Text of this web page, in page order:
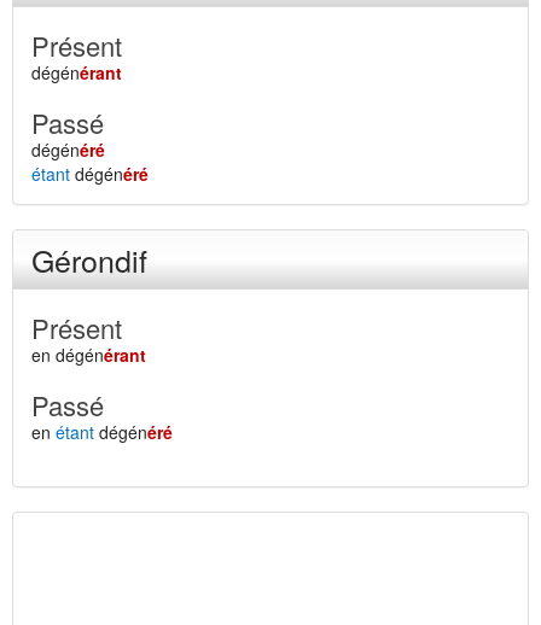
Présent
dégénérant
Passé
dégénéré
étant dégénéré
Gérondif
Présent
en dégénérant
Passé
en étant dégénéré